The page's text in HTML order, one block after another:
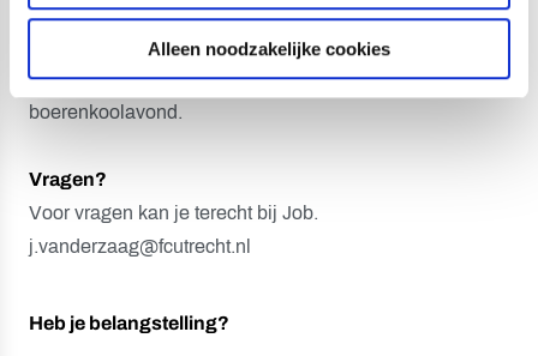
Alleen noodzakelijke cookies
staan twee toegangskaarten beschikbaar voor de
thuiswedstrijden van het eerste elftal en Jong FC Utrecht
en niet te vergeten: je bent bij de jaarlijkse
boerenkoolavond.
Vragen?
Voor vragen kan je terecht bij Job.
j.vanderzaag@fcutrecht.nl
Heb je belangstelling?